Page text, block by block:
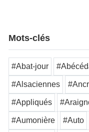
Mots-clés
#Abat-jour
#Alsaciennes
#Appliqués
#Aumonière #Auto